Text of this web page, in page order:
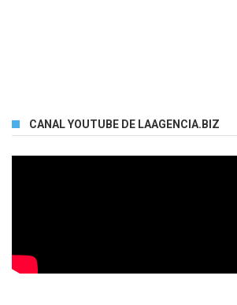
CANAL YOUTUBE DE LAAGENCIA.BIZ